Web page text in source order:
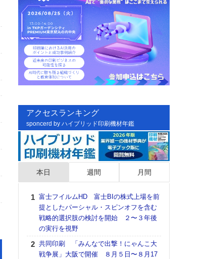
アクセスランキング
sponcerd by ハイブリッド印刷機材年鑑
本日 週間 月間
富士フイルムHD 富士BIの株式上場を前
提としたパーシャル・スピンオフを含む
戦略的選択肢の検討を開始 ２〜３年後
の実行を視野
共同印刷 「みんなで出撃！にゃんこ大
戦争展」大阪で開催 ８月５日〜８月17